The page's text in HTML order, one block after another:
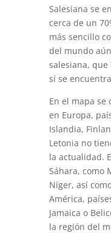
Salesiana se
cerca de un
más sencillo
del mundo
salesiana,
sí se
En el mapa se
en Europa,
Islandia,
Letonia no
la actualidad.
Sáhara, como
Níger, así
América,
Jamaica o
la región del